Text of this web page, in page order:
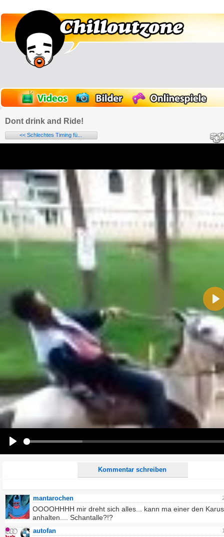
Dont drink and Ride!
<< Schlechtes Timing fü...
Kommentar schreiben
E-Mail-Adresse (optional):
Alle HTML-Tags außer <br>, <strike> und <i> werden aus Deinem Kommentar entfernt.
URLs werden automatisch umgewandelt. Bitte verwende "www." oder "http://" in URLs
Ich möchte eine E-Mail, wenn auf dieser Seite weitere Kommentare erscheinen.
mantarochen
OOOOHHHH mir dreht sich alles... kann ma einer den
anhalten.... Schantalle?!?
autofan